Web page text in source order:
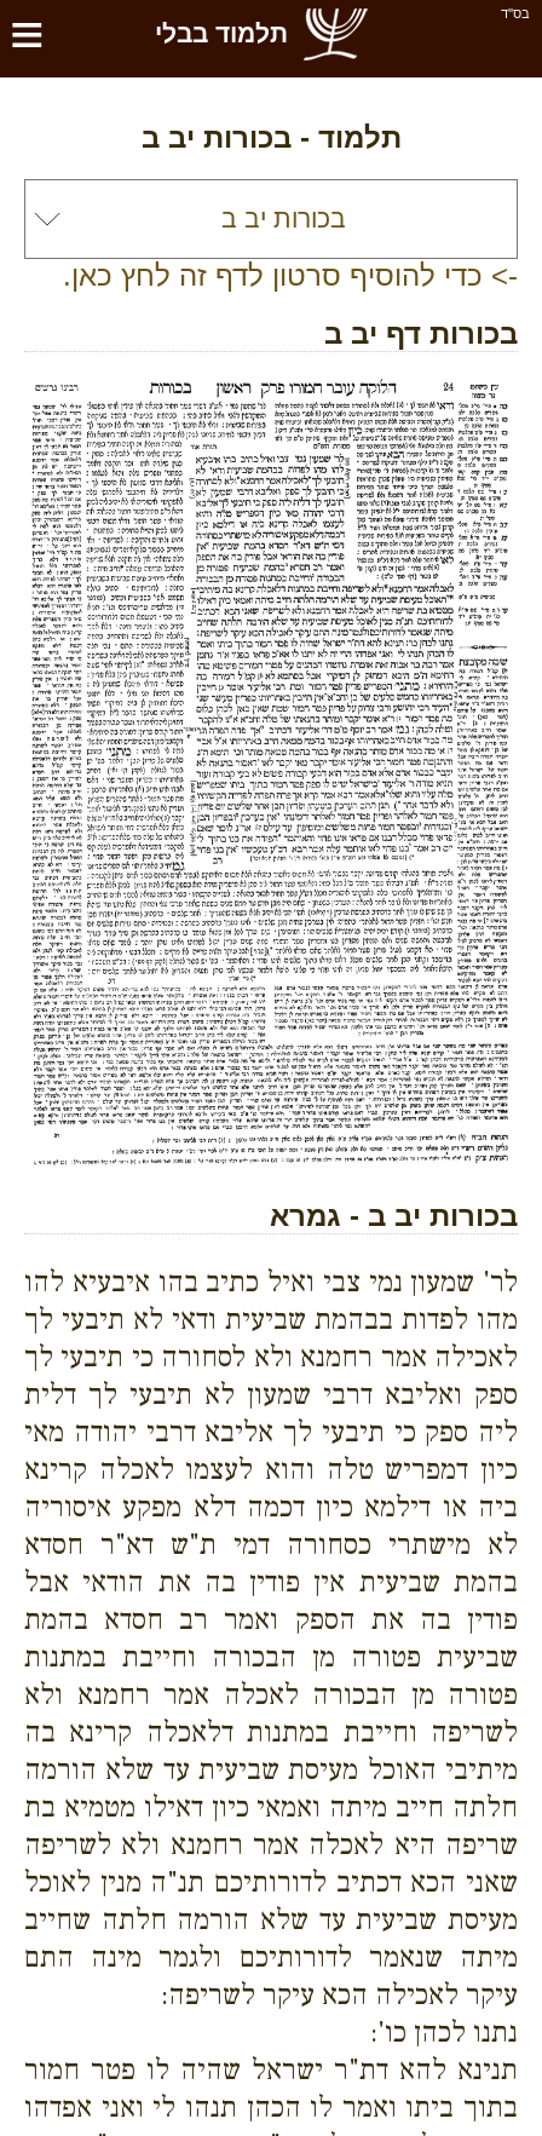
בס''ד ≡ תלמוד בבלי
תלמוד -בכורות יב ב
-> כדי להוסיף סרטון לדף זה לחץ כאן.
בכורות דף יב ב
בכורות יב ב - גמרא
לר' שמעון נמי צבי ואיל כתיב בהו איבעיא להו
מהו לפדות בבהמת שביעית ודאי לא תיבעי לך
לאכילה אמר רחמנא ולא לסחורה כי תיבעי לך
ספק ואליבא דרבי שמעון לא תיבעי לך דלית
ליה ספק כי תיבעי לך אליבא דרבי יהודה מאי
כיון דמפריש טלה והוא לעצמו לאכלה קרינא
ביה או דילמא כיון דכמה דלא מפקע איסוריה
לא מישתרי כסחורה דמי ת"ש דא"ר חסדא
בהמת שביעית אין פודין בה את הודאי אבל
פודין בה את הספק ואמר רב חסדא בהמת
שביעית פטורה מן הבכורה וחייבת במתנות
פטורה מן הבכורה לאכלה אמר רחמנא ולא
לשריפה וחייבת במתנות דלאכלה קרינא בה
מיתיבי האוכל מעיסת שביעית עד שלא הורמה
חלתה חייב מיתה ואמאי כיון דאילו מטמיא בת
שריפה היא לאכלה אמר רחמנא ולא לשריפה
שאני הכא דכתיב לדורותיכם תנ"ה מנין לאוכל
מעיסת שביעית עד שלא הורמה חלתה שחייב
מיתה שנאמר לדורותיכם ולגמר מינה התם
עיקר לאכילה הכא עיקר לשריפה:
נתנו לכהן כו':
תנינא להא דת"ר ישראל שהיה לו פטר חמור
בתוך ביתו ואמר לו הכהן תנהו לי ואני אפדהו